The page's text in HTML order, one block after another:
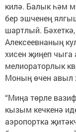
килә. Балык һәм
бер эшченең
шартлый.
Алексеевнаның
хисен җиңеп
мелиораторлык
Моның өчен авыл
“Миңа төрле
кызым кечкенә
аэропортка